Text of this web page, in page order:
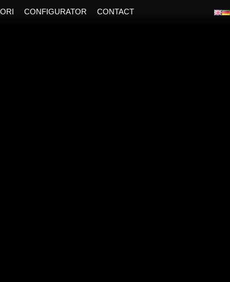
CONFIGURATOR CONTACT